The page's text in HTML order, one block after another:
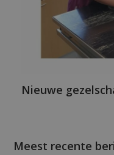
Nieuwe
Meest recente